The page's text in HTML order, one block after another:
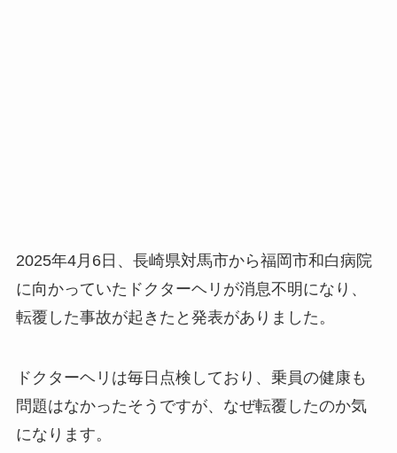
2025年4月6日、長崎県対馬市から福岡市和白病院
に向かっていたドクターヘリが消息不明になり、
転覆した事故が起きたと発表がありました。
ドクターヘリは毎日点検しており、乗員の健康も
問題はなかったそうですが、なぜ転覆したのか気
になります。